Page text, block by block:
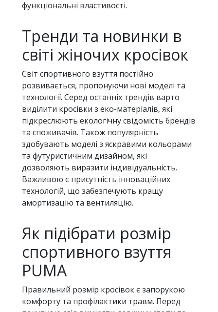
функціональні властивості.
Тренди та новинки в
світі жіночих кросівок
Світ спортивного взуття постійно
розвивається, пропонуючи нові моделі та
технології. Серед останніх трендів варто
виділити кросівки з еко-матеріалів, які
підкреслюють екологічну свідомість брендів
та споживачів. Також популярність
здобувають моделі з яскравими кольорами
та футуристичним дизайном, які
дозволяють виразити індивідуальність.
Важливою є присутність інноваційних
технологій, що забезпечують кращу
амортизацію та вентиляцію.
Як підібрати розмір
спортивного взуття
PUMA
Правильний розмір кросівок є запорукою
комфорту та профілактики травм. Перед